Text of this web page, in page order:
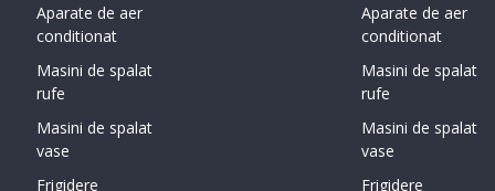
Aparate de aer
conditionat
Masini de spalat
rufe
Masini de spalat
vase
Frigidere
Aparate de aer
conditionat
Masini de spalat
rufe
Masini de spalat
vase
Frigidere